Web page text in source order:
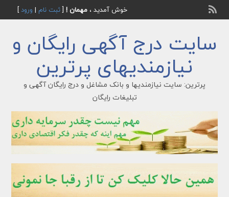
خوش آمدید ، مهمان ![ثبت نام | ورود]
سایت درج آگهی رایگان و
نیازمندیهای پرترین
پرترین: سایت نیازمندیها و بانک مشاغل و درج رایگان آگهی و
تبلیغات رایگان